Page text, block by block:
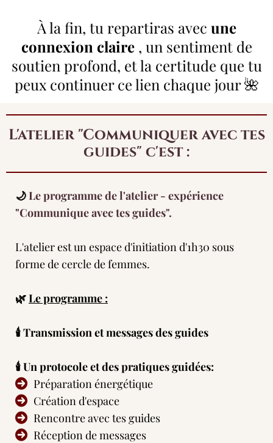
À la fin, tu repartiras avec une
connexion claire , un sentiment de
soutien profond, et la certitude que tu
peux continuer ce lien chaque jour 🌺
L'atelier "Communiquer avec tes
guides" c'est :
🌙Le programme de l'atelier - expérience
"Communique avec tes guides".
L'atelier est un espace d'initiation d'1h30 sous
forme de cercle de femmes.
🌿Le programme :
🕯 Transmission et messages des guides
🕯 Un protocole et des pratiques guidées:
Préparation énergétique
Création d'espace
Rencontre avec tes guides
Réception de messages